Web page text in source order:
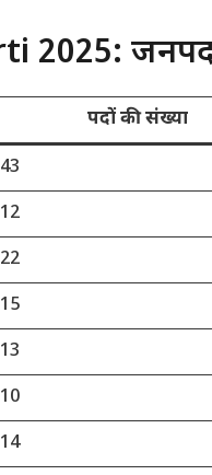
2025:
पदों की संख्या
43
12
22
15
13
10
14